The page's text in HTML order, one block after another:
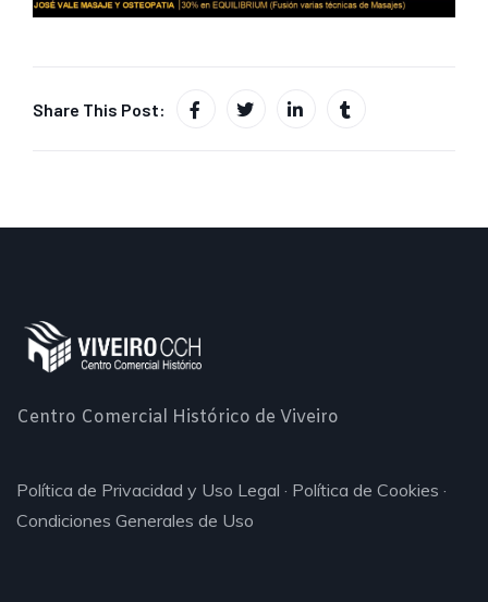
Share This Post:
Centro Comercial Histórico de Viveiro
Política de Privacidad y Uso Legal · Política de Cookies ·
Condiciones Generales de Uso